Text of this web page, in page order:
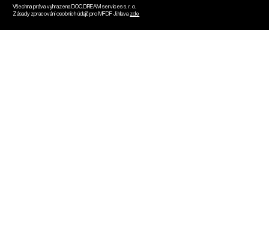
Všechna práva vyhrazena DOC.DREAM services s. r. o.
Zásady zpracování osobních údajů pro MFDF Ji.hlava zde